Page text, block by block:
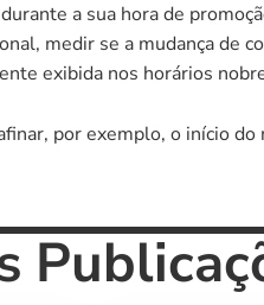
a sua hora de
medir se a mudança de
exibida nos horários
por exemplo, o início